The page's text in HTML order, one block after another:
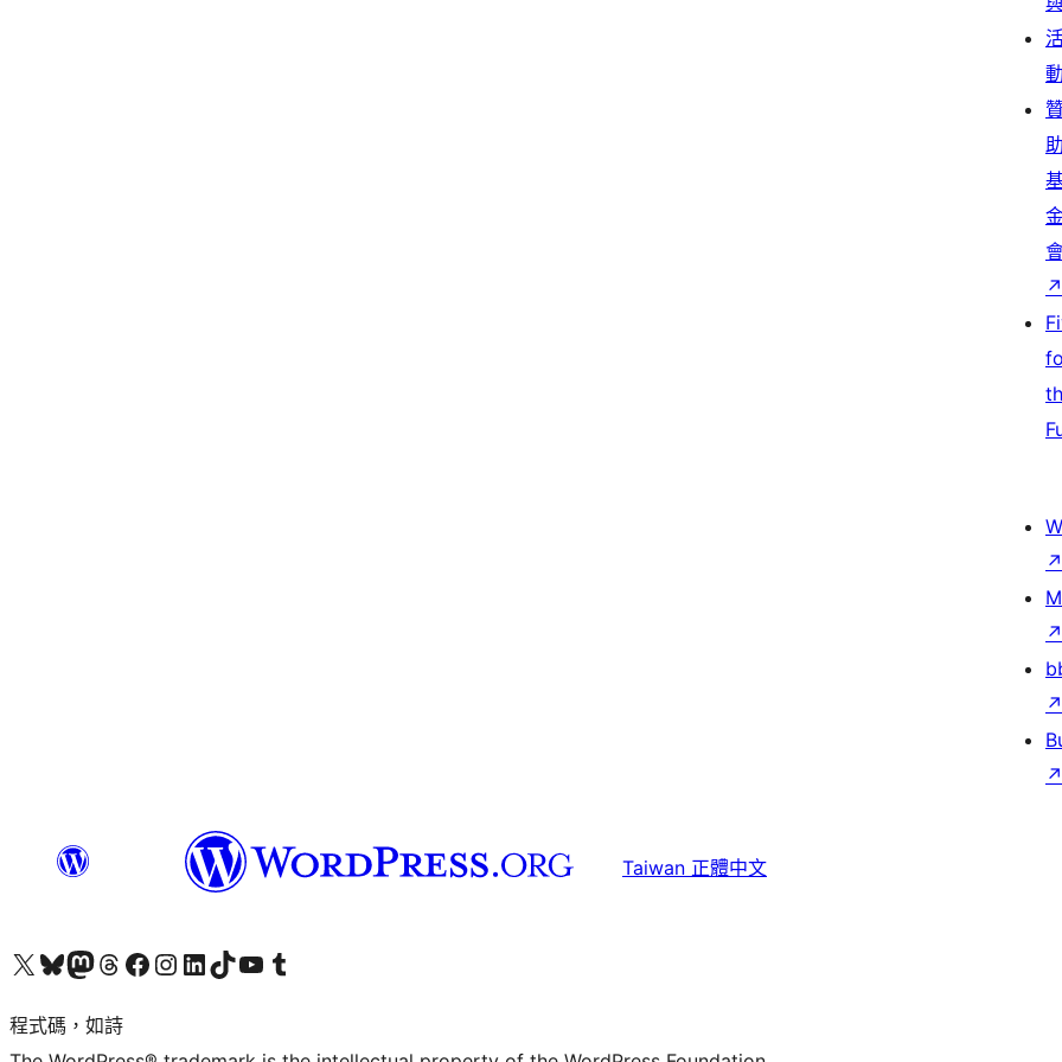
動
助
↗
↗
↗
↗
↗
Taiwan 正體中文
查看我們的 X (之前的 Twitter) 帳號造訪我們的 Bluesky 帳號造訪我們的 Mastodon 帳號造訪我們的 Threads 帳號 造訪我們的 Facebook 粉絲專頁Visit our Instagram account
Visit our LinkedIn account
造訪我們的 TikTok 帳號Visit our YouTube channel
造訪我們的 Tumblr 帳號
程式碼，如詩